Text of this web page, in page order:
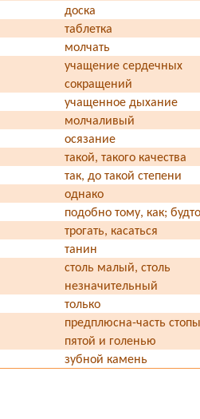
доска
таблетка
молчать
учащение сердечных
сокращений
учащенное дыхание
молчаливый
осязание
такой, такого качества
так, до такой степени
однако
подобно тому, как;
трогать, касаться
танин
столь малый, столь
незначительный
только
предплюсна-часть
пятой и голенью
зубной камень